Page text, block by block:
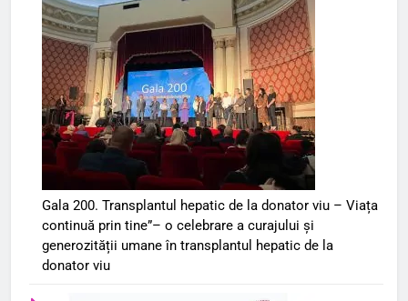
Gala 200. Transplantul hepatic de la donator viu – Viața
continuă prin tine”– o celebrare a curajului și
generozității umane în transplantul hepatic de la
donator viu